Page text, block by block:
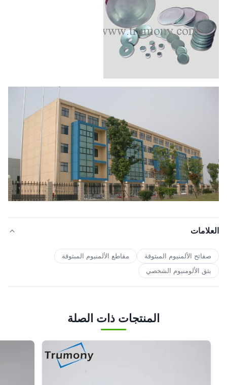
العلامات
صفائح الألمنيوم المبثوقة
مقاطع الألمنيوم المبثوقة
بثق الألومنيوم الشخصي
المنتجات ذات الصلة